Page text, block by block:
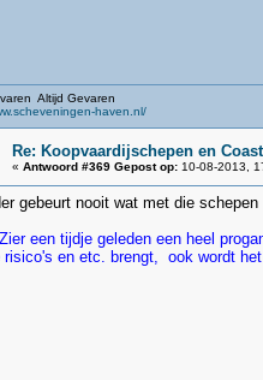
Altijd Gevaren
haven.nl/
Re: Koopvaardijschepen en
« Antwoord #369 Gepost op: 10-08-2013,
gebeurt nooit wat met die
een tijdje geleden een heel
risico's en etc. brengt, ook wordt